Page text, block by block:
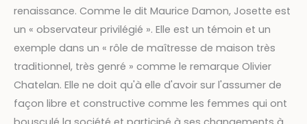
renaissance. Comme le dit Maurice Damon, Josette est
un « observateur privilégié ». Elle est un témoin et un
exemple dans un « rôle de maîtresse de maison très
traditionnel, très genré » comme le remarque Olivier
Chatelan. Elle ne doit qu'à elle d'avoir sur l'assumer de
façon libre et constructive comme les femmes qui ont